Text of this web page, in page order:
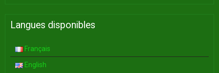
Langues disponibles
Français
English